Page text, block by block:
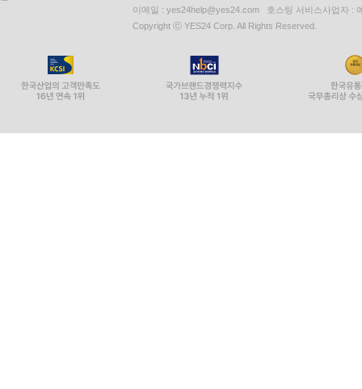
이메일 : yes24help@yes24.com 호스팅 서비스사업자 :
Copyright ⓒ YES24 Corp. All Rights Reserved.